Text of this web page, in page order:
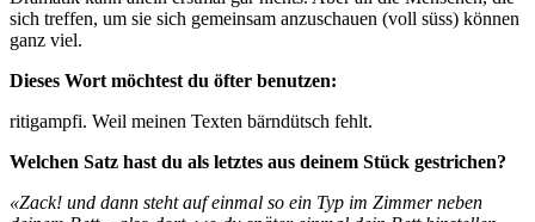
sich treffen, um sie sich gemeinsam anzuschauen (voll süss) können
ganz viel.
Dieses Wort möchtest du öfter benutzen:
ritigampfi. Weil meinen Texten bärndütsch fehlt.
Welchen Satz hast du als letztes aus deinem Stück gestrichen?
«Zack! und dann steht auf einmal so ein Typ im Zimmer neben